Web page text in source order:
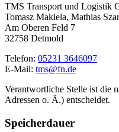
TMS Transport und Logistik
Tomasz Makiela, Mathias
Am Oberen Feld 7
32758 Detmold
Telefon: 05231 3646097
E-Mail: tms@fn.de
Verantwortliche Stelle ist die
Adressen o. Ä.) entscheidet.
Speicherdauer